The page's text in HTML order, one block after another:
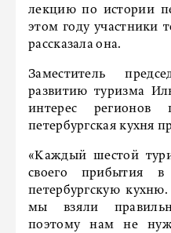
лекцию по истории
этом году участники
рассказала она.
Заместитель
развитию туризма
интерес
петербургская кухня
«Каждый шестой
своего прибытия
петербургскую
мы взяли
поэтому нам не